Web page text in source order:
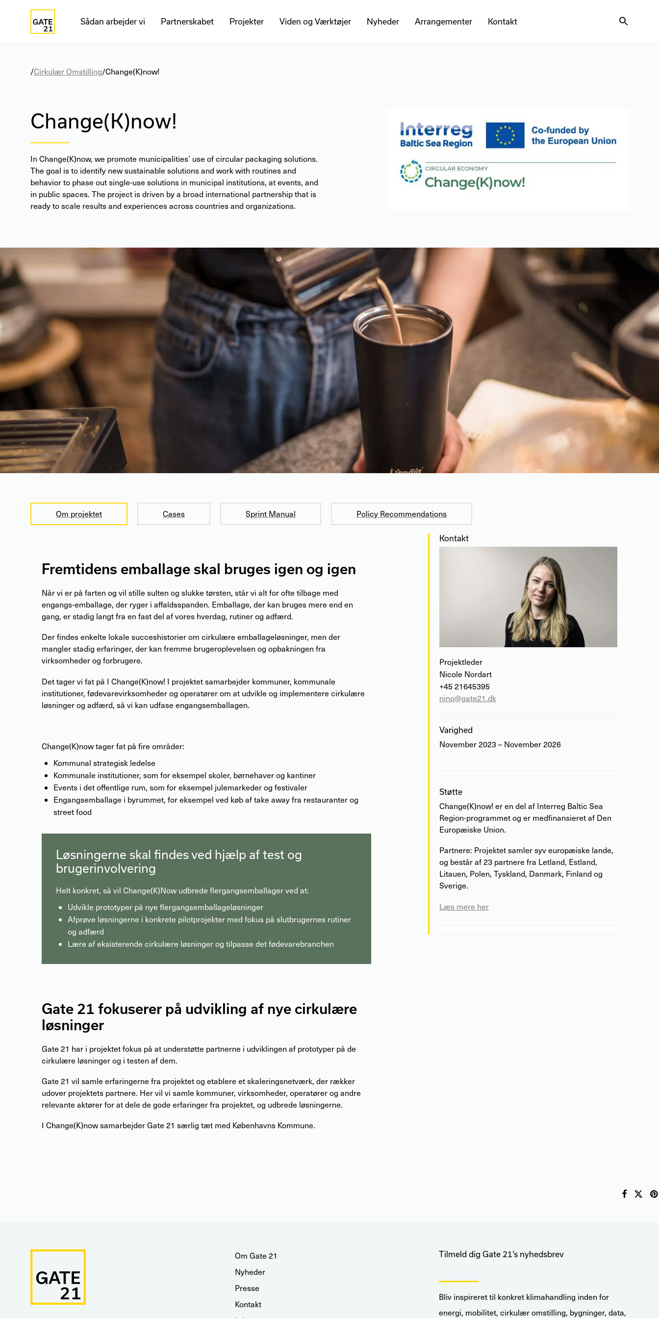
Sådan arbejder vi Partnerskabet Projekter Viden og Værktøjer Nyheder Arrangementer Kontakt
/Cirkulær Omstilling/Change(K)now!
Change(K)now!
In Change(K)now, we promote municipalities’ use of circular packaging solutions.
The goal is to identify new sustainable solutions and work with routines and
behavior to phase out single-use solutions in municipal institutions, at events, and
in public spaces. The project is driven by a broad international partnership that is
ready to scale results and experiences across countries and organizations.
Om projektet Cases Sprint Manual Policy Recommendations
Fremtidens emballage skal bruges igen og igen
Når vi er på farten og vil stille sulten og slukke tørsten, står vi alt for ofte tilbage med
engangs-emballage, der ryger i affaldsspanden. Emballage, der kan bruges mere end en
gang, er stadig langt fra en fast del af vores hverdag, rutiner og adfærd.
Der findes enkelte lokale succeshistorier om cirkulære emballageløsninger, men der
mangler stadig erfaringer, der kan fremme brugeroplevelsen og opbakningen fra
virksomheder og forbrugere.
Det tager vi fat på I Change(K)now! I projektet samarbejder kommuner, kommunale
institutioner, fødevarevirksomheder og operatører om at udvikle og implementere cirkulære
løsninger og adfærd, så vi kan udfase engangsemballagen.
Change(K)now tager fat på fire områder:
Kommunal strategisk ledelse
Kommunale institutioner, som for eksempel skoler, børnehaver og kantiner
Events i det offentlige rum, som for eksempel julemarkeder og festivaler
Engangsemballage i byrummet, for eksempel ved køb af take away fra restauranter og
street food
Løsningerne skal findes ved hjælp af test og
brugerinvolvering
Helt konkret, så vil Change(K)Now udbrede flergangsemballager ved at:
Udvikle prototyper på nye flergangsemballageløsninger
Afprøve løsningerne i konkrete pilotprojekter med fokus på slutbrugernes rutiner
og adfærd
Lære af eksisterende cirkulære løsninger og tilpasse det fødevarebranchen
Gate 21 fokuserer på udvikling af nye cirkulære
løsninger
Gate 21 har i projektet fokus på at understøtte partnerne i udviklingen af prototyper på de
cirkulære løsninger og i testen af dem.
Gate 21 vil samle erfaringerne fra projektet og etablere et skaleringsnetværk, der rækker
udover projektets partnere. Her vil vi samle kommuner, virksomheder, operatører og andre
relevante aktører for at dele de gode erfaringer fra projektet, og udbrede løsningerne.
I Change(K)now samarbejder Gate 21 særlig tæt med Københavns Kommune.
Kontakt
Projektleder
Nicole Nordart
+45 21645395
nino@gate21.dk
Varighed
November 2023 – November 2026
Støtte
Change(K)now! er en del af Interreg Baltic Sea
Region-programmet og er medfinansieret af Den
Europæiske Union.
Partnere: Projektet samler syv europæiske lande,
og består af 23 partnere fra Letland, Estland,
Litauen, Polen, Tyskland, Danmark, Finland og
Sverige.
Læs mere her
Om Gate 21
Nyheder
Presse
Kontakt
Tilmeld dig Gate 21’s nyhedsbrev
Bliv inspireret til konkret klimahandling inden for
energi, mobilitet, cirkulær omstilling, bygninger, data,